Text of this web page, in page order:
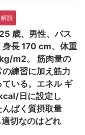
説
歳、男性、バス
身長 170 cm、体重
m2。 筋肉量の
練習に加え筋力
ている。エネル ギ
日に設定し
ぱく質摂取量
適切なのはどれ